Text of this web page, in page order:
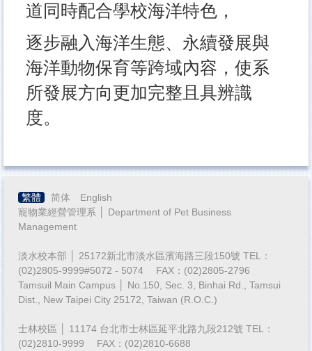
道同時配合學校海洋特色，
逐步融入海洋生態、永續發展與
海洋動物保育等跨域內容，使系
所發展方向更加完整且具辨識
度。
繁體 简体
English
寵物業經營管理系 │ Department of Pet Business
Management
淡水校本部 │ 25172新北市淡水區濱海路三段150號 TEL：
(02)2805-9999#5072 - 5074 FAX：(02)2805-2796
Tamsuil Main Campus │ No.150, Sec. 3, Binhai Rd., Tamsui
Dist., New Taipei City 25172, Taiwan (R.O.C.)
士林校區 │ 11174 台北市士林區延平北路九段212號 TEL：
(02)2810-9999 FAX：(02)2810-6688